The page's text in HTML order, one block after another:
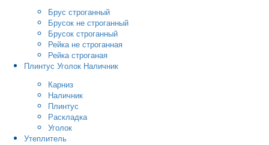
Брус строганный
Брусок не строганный
Брусок строганный
Рейка не строганная
Рейка строганая
Плинтус Уголок Наличник
Карниз
Наличник
Плинтус
Раскладка
Уголок
Утеплитель